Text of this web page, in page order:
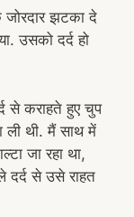
झटका दे
उसको दर्द हो
से कराहते हुए चुप
ली थी. मैं साथ में
जा रहा था,
दर्द से उसे राहत